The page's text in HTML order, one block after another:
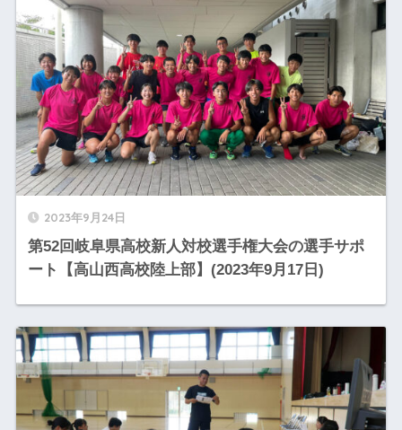
2023年9月24日
第52回岐阜県高校新人対校選手権大会の選手サポ
ート【高山西高校陸上部】(2023年9月17日)